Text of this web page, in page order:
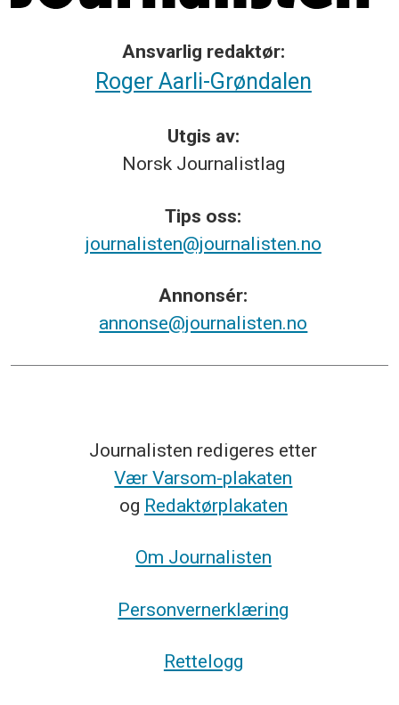
Ansvarlig redaktør:
Roger Aarli-Grøndalen
Utgis av:
Norsk Journalistlag
Tips oss:
journalisten@journalisten.no
Annonsér:
annonse@journalisten.no
Journalisten redigeres etter
Vær Varsom-plakaten
og Redaktørplakaten
Om Journalisten
Personvernerklæring
Rettelogg